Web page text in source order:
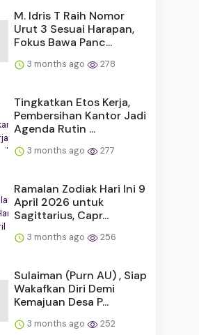
M. Idris T Raih Nomor
Urut 3 Sesuai Harapan,
Fokus Bawa Panc...
3 months ago 278
Tingkatkan Etos Kerja,
Pembersihan Kantor Jadi
Agenda Rutin ...
3 months ago 277
Ramalan Zodiak Hari Ini 9
April 2026 untuk
Sagittarius, Capr...
3 months ago 256
Sulaiman (Purn AU) , Siap
Wakafkan Diri Demi
Kemajuan Desa P...
3 months ago 252